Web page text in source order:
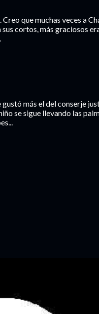
que muchas veces a
cortos, más graciosos
más el del conserje
se sigue llevando las